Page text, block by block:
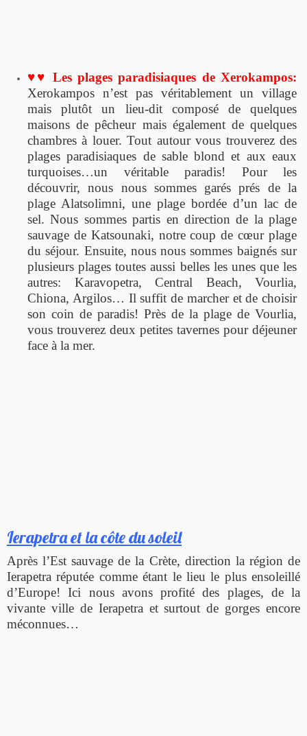
♥♥ Les plages paradisiaques de Xerokampos:
Xerokampos n’est pas véritablement un village
mais plutôt un lieu-dit composé de quelques
maisons de pêcheur mais également de quelques
chambres à louer. Tout autour vous trouverez des
plages paradisiaques de sable blond et aux eaux
turquoises…un véritable paradis! Pour les
découvrir, nous nous sommes garés prés de la
plage Alatsolimni, une plage bordée d’un lac de
sel. Nous sommes partis en direction de la plage
sauvage de Katsounaki, notre coup de cœur plage
du séjour. Ensuite, nous nous sommes baignés sur
plusieurs plages toutes aussi belles les unes que les
autres: Karavopetra, Central Beach, Vourlia,
Chiona, Argilos… Il suffit de marcher et de choisir
son coin de paradis! Près de la plage de Vourlia,
vous trouverez deux petites tavernes pour déjeuner
face à la mer.
Ierapetra et la côte du soleil
Après l’Est sauvage de la Crète, direction la région de
Ierapetra réputée comme étant le lieu le plus ensoleillé
d’Europe! Ici nous avons profité des plages, de la
vivante ville de Ierapetra et surtout de gorges encore
méconnues…